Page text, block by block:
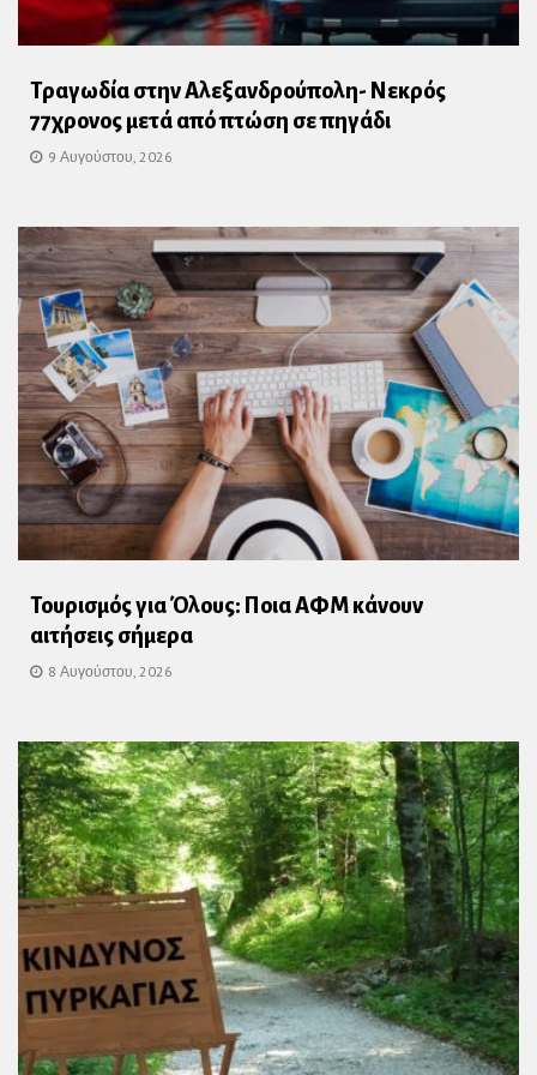
Τραγωδία στην Αλεξανδρούπολη- Νεκρός
77χρονος μετά από πτώση σε πηγάδι
9 Αυγούστου, 2026
Τουρισμός για Όλους: Ποια ΑΦΜ κάνουν
αιτήσεις σήμερα
8 Αυγούστου, 2026